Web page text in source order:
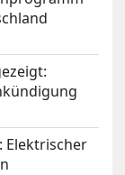
Elektrischer